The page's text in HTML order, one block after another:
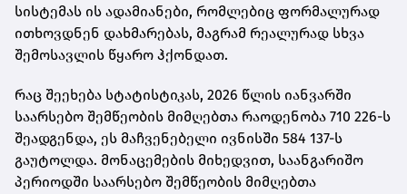
სისტემას ის ადამიანები, რომლებიც ფორმალურად
ითხოვდნენ დახმარებას, მაგრამ რეალურად სხვა
შემოსავლის წყარო ჰქონდათ.
რაც შეეხება სტატისტიკას, 2026 წლის იანვარში
საარსებო შემწეობის მიმღებთა რაოდენობა 710 226-ს
შეადგენდა, ეს მაჩვენებელი ივნისში 584 137-ს
გაუტოლდა. მონაცემების მიხედვით, საანგარიშო
პერიოდში საარსებო შემწეობის მიმღებთა